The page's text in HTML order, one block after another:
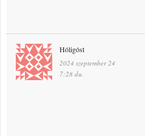
Hóligóst
2024 szeptember 24
7:28 du.